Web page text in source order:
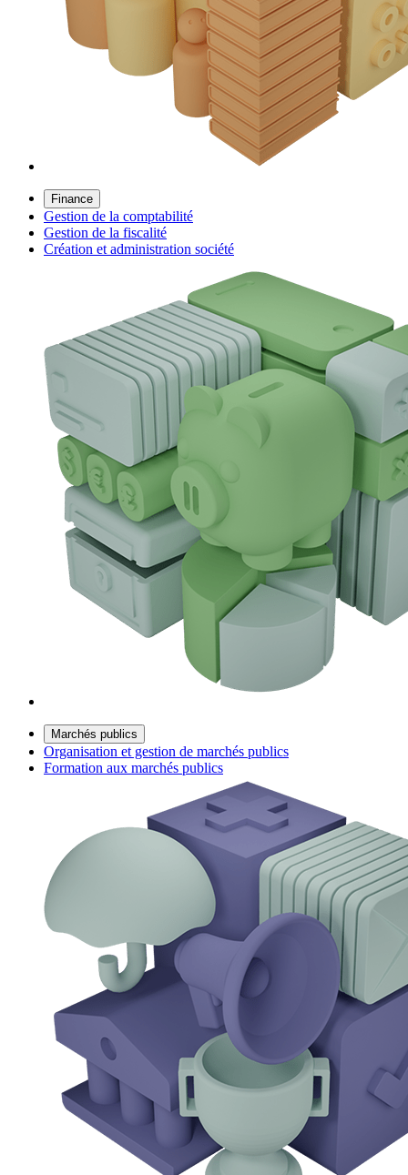
Finance
Gestion de la comptabilité
Gestion de la fiscalité
Création et administration société
Marchés publics
Organisation et gestion de marchés publics
Formation aux marchés publics